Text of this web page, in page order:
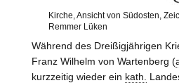
Kirche, Ansicht von Südosten,
Remmer Lüken
Während des Dreißigjährigen
Franz Wilhelm von Wartenberg (
kurzzeitig wieder ein kath.